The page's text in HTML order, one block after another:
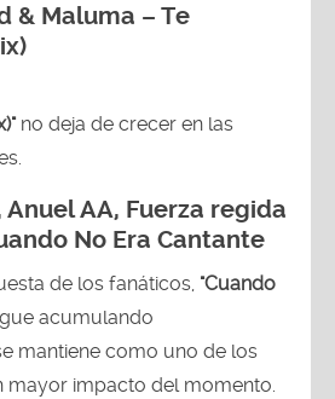
& Maluma – Te
no deja de crecer en las
Anuel AA, Fuerza regida
No Era Cantante
de los fanáticos, "Cuando
acumulando
mantiene como uno de los
mayor impacto del momento.